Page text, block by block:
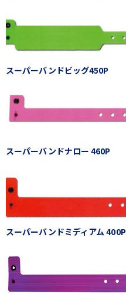
スーパーバンドビッグ450P
スーパーバンドナロー 460P
スーパーバンドミディアム 400P